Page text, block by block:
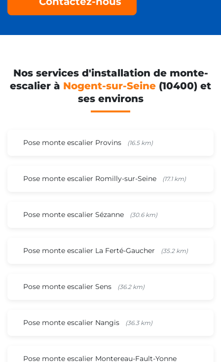
Nos services d'installation de monte-
escalier à Nogent-sur-Seine (10400) et
ses environs
Pose monte escalier Provins (16.5 km)
Pose monte escalier Romilly-sur-Seine (17.1 km)
Pose monte escalier Sézanne (30.6 km)
Pose monte escalier La Ferté-Gaucher (35.2 km)
Pose monte escalier Sens (36.2 km)
Pose monte escalier Nangis (36.3 km)
Pose monte escalier Montereau-Fault-Yonne